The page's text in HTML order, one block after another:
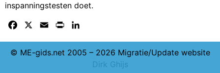
inspanningstesten doet.
Facebook Email Print
© ME-gids.net 2005 – 2026 Migratie/Update website
Dirk Ghijs